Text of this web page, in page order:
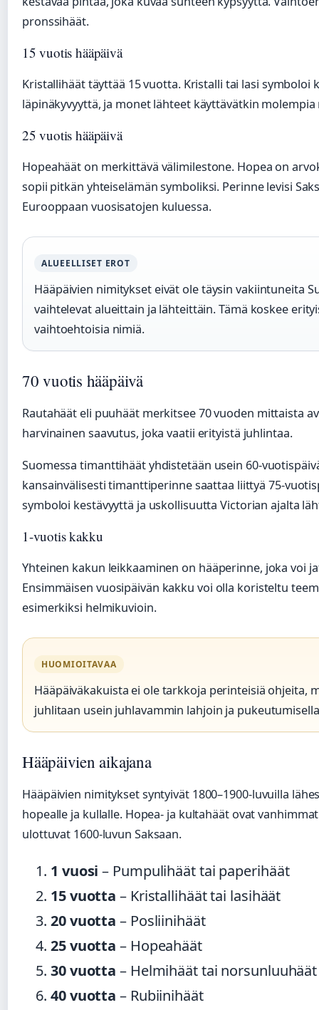
pronssihäät.
15 vuotis hääpäivä
Kristallihäät täyttää 15 vuotta. Kristalli tai lasi symboloi
läpinäkyvyyttä, ja monet lähteet käyttävätkin molempia
25 vuotis hääpäivä
Hopeahäät on merkittävä välimilestone. Hopea on
sopii pitkän yhteiselämän symboliksi. Perinne levisi
Eurooppaan vuosisatojen kuluessa.
ALUEELLISET EROT
Hääpäivien nimitykset eivät ole täysin vakiintuneita
vaihtelevat alueittain ja lähteittäin. Tämä koskee
vaihtoehtoisia nimiä.
70 vuotis hääpäivä
Rautahäät eli puuhäät merkitsee 70 vuoden mittaista
harvinainen saavutus, joka vaatii erityistä juhlintaa.
Suomessa timanttihäät yhdistetään usein 60-
kansainvälisesti timanttiperinne saattaa liittyä 75-
symboloi kestävyyttä ja uskollisuutta Victorian ajalta
1-vuotis kakku
Yhteinen kakun leikkaaminen on hääperinne, joka voi
Ensimmäisen vuosipäivän kakku voi olla koristeltu
esimerkiksi helmikuvioin.
HUOMIOITAVAA
Hääpäiväkakuista ei ole tarkkoja perinteisiä ohjeita,
juhlitaan usein juhlavammin lahjoin ja
Hääpäivien aikajana
Hääpäivien nimitykset syntyivät 1800–1900-luvuilla
hopealle ja kullalle. Hopea- ja kultahäät ovat
ulottuvat 1600-luvun Saksaan.
1 vuosi – Pumpulihäät tai paperihäät
15 vuotta – Kristallihäät tai lasihäät
20 vuotta – Posliinihäät
25 vuotta – Hopeahäät
30 vuotta – Helmihäät tai norsunluuhäät
40 vuotta – Rubiinihäät